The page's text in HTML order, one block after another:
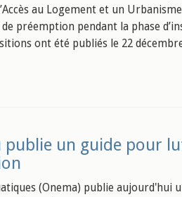
au Logement et un
préemption pendant la phase
ont été publiés le 22
publie un guide pour
(Onema) publie